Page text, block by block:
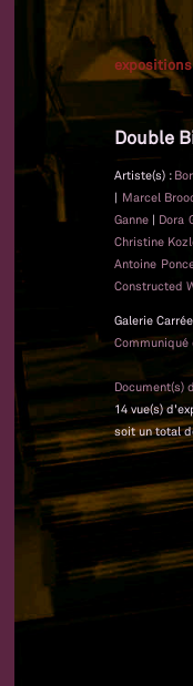
expositions
Double
Artiste(s) :
| Marcel
Ganne | Dora
Christine
Antoine
Constructed
Galerie
Communiqué
Document(s)
14 vue(s)
soit un total